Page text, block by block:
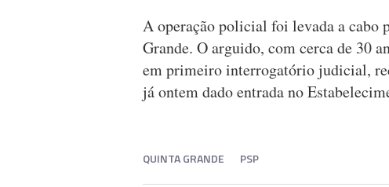
A operação policial foi levada a cabo
Grande. O arguido, com cerca de 30
em primeiro interrogatório judicial,
já ontem dado entrada no
QUINTA GRANDE PSP